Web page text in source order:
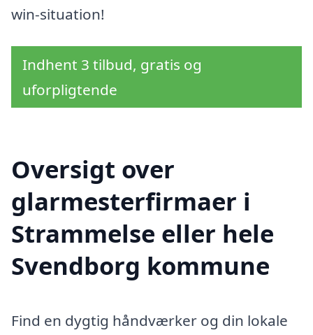
win-situation!
Indhent 3 tilbud, gratis og
uforpligtende
Oversigt over
glarmesterfirmaer i
Strammelse eller hele
Svendborg kommune
Find en dygtig håndværker og din lokale